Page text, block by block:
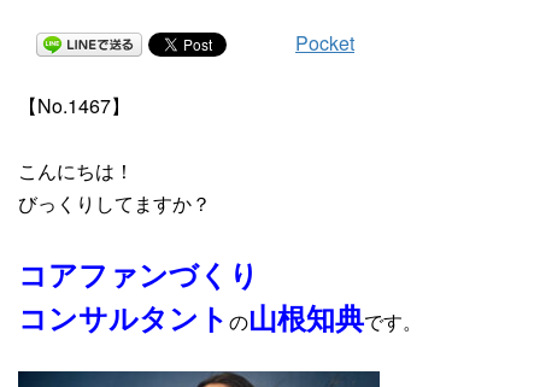
Pocket
【No.1467】
こんにちは！
びっくりしてますか？
コアファンづくり
コンサルタント の山根知典です。